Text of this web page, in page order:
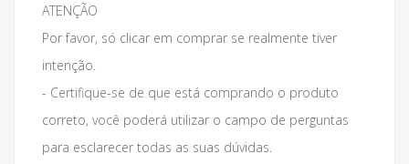
ATENÇÃO
Por favor, só clicar em comprar se realmente tiver
intenção.
- Certifique-se de que está comprando o produto
correto, você poderá utilizar o campo de perguntas
para esclarecer todas as suas dúvidas.